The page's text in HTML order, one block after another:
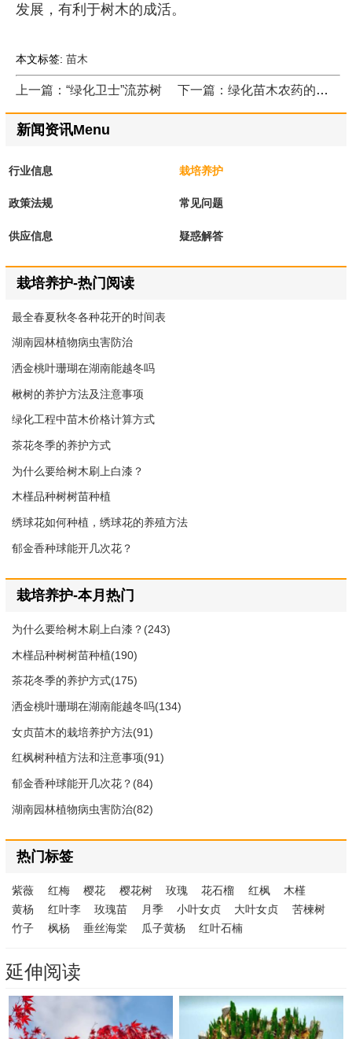
发展，有利于树木的成活。
本文标签: 苗木
上一篇：“绿化卫士”流苏树 下一篇：绿化苗木农药的使用知识
新闻资讯Menu
行业信息 栽培养护
政策法规 常见问题
供应信息 疑惑解答
栽培养护-热门阅读
最全春夏秋冬各种花开的时间表
湖南园林植物病虫害防治
洒金桃叶珊瑚在湖南能越冬吗
楸树的养护方法及注意事项
绿化工程中苗木价格计算方式
茶花冬季的养护方式
为什么要给树木刷上白漆？
木槿品种树树苗种植
绣球花如何种植，绣球花的养殖方法
郁金香种球能开几次花？
栽培养护-本月热门
为什么要给树木刷上白漆？(243)
木槿品种树树苗种植(190)
茶花冬季的养护方式(175)
洒金桃叶珊瑚在湖南能越冬吗(134)
女贞苗木的栽培养护方法(91)
红枫树种植方法和注意事项(91)
郁金香种球能开几次花？(84)
湖南园林植物病虫害防治(82)
热门标签
紫薇 红梅 樱花 樱花树 玫瑰 花石榴 红枫
木槿
黄杨
红叶李 玫瑰苗 月季 小叶女贞 大叶女贞
苦楝树
竹子
枫杨 垂丝海棠 瓜子黄杨 红叶石楠
延伸阅读